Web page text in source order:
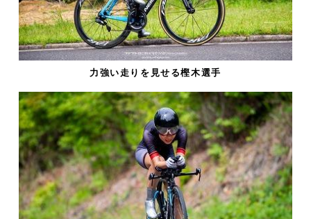
力強い走りを見せる樫木選手